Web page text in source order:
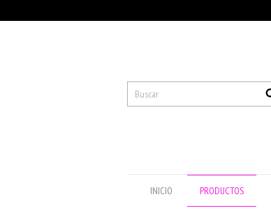
INICIO PRODUCTOS